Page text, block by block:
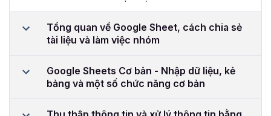
Tổng quan về Google Sheet, cách chia sẻ
tài liệu và làm việc nhóm
Google Sheets Cơ bản - Nhập dữ liệu, kẻ
bảng và một số chức năng cơ bản